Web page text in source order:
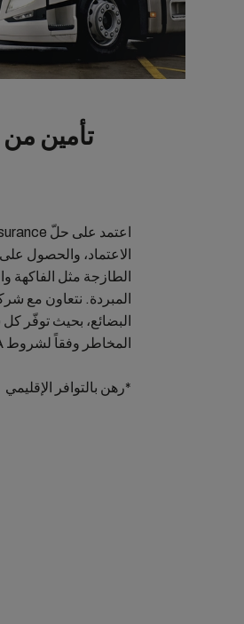
تأمين من
الاعتماد، والحصول
الطازجة مثل الفاكهة
المبردة. نتعاون مع
البضائع، بحيث توفّر
المخاطر وفقاً لشروط ICC A).
*رهن بالتوافر الإقليمي